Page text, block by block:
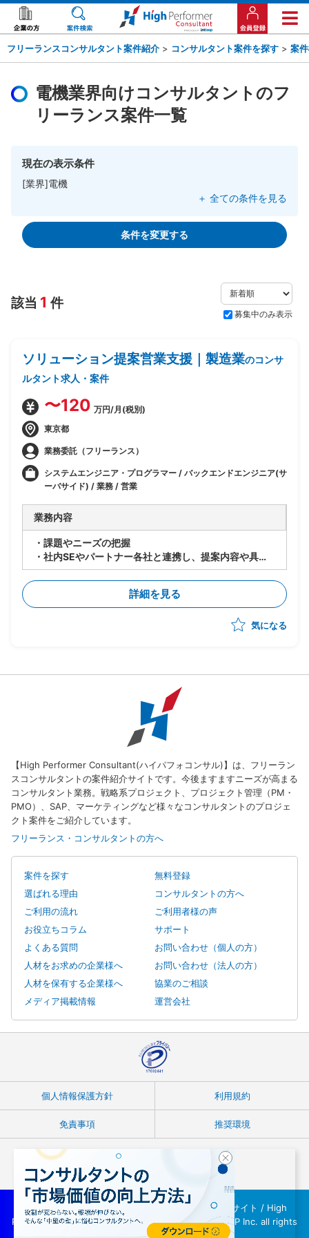
フリーランスコンサルタント案件紹介 > コンサルタント案件を探す > 案
電機業界向けコンサルタントのフ
リーランス案件一覧
現在の表示条件
[業界]電機
＋ 全ての条件を見る
条件を変更する
該当 1 件
募集中のみ表示
ソリューション提案営業支援｜製造業のコンサ
ルタント求人・案件
〜120 万円/月(税別)
東京都
業務委託（フリーランス）
システムエンジニア・プログラマー / バックエンドエンジニア(サ
ーバサイド) / 業務 / 営業
業務内容
・課題やニーズの把握
・社内SEやパートナー各社と連携し、提案内容や具体
化・調整の実施
・見積書・提案書の作成、およびプレゼンテーションの
・トラブル発生時の問い合わせ対応
・事業計画数値に対する進捗管理および課題把握
詳細を見る
気になる
【High Performer Consultant(ハイパフォコンサル)】は、フリーラン
スコンサルタントの案件紹介サイトです。今後ますますニーズが高まる
コンサルタント業務。戦略系プロジェクト、プロジェクト管理（PM・
PMO）、SAP、マーケティングなど様々なコンサルタントのプロジェ
クト案件をご紹介しています。
フリーランス・コンサルタントの方へ
案件を探す
無料登録
選ばれる理由
コンサルタントの方へ
ご利用の流れ
ご利用者様の声
お役立ちコラム
サポート
よくある質問
お問い合わせ（個人の方）
人材をお求めの企業様へ
お問い合わせ（法人の方）
人材を保有する企業様へ
協業のご相談
メディア掲載情報
運営会社
個人情報保護方針 利用規約
免責事項 推奨環境
Copyright © フリーランスコンサルタント案件紹介サイト / High
Performer Consultant(ハイパフォコンサル) / INTLOOP Inc. all rights
reserved.